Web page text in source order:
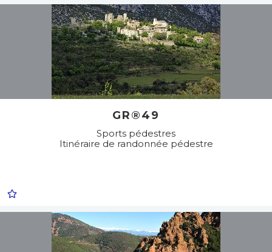
GR®49
Sports pédestres
Itinéraire de randonnée pédestre